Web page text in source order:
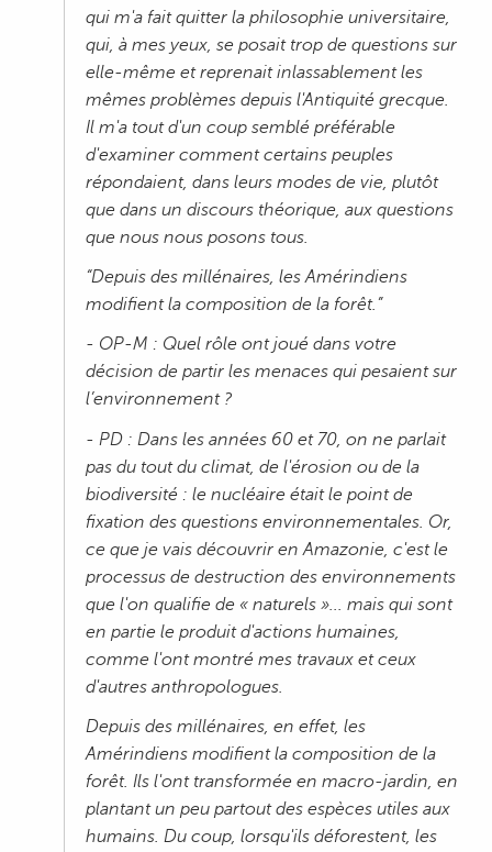
qui m'a fait quitter la philosophie universitaire,
qui, à mes yeux, se posait trop de questions sur
elle-même et reprenait inlassablement les
mêmes problèmes depuis l'Antiquité grecque.
Il m'a tout d'un coup semblé préférable
d'examiner comment certains peuples
répondaient, dans leurs modes de vie, plutôt
que dans un discours théorique, aux questions
que nous nous posons tous.
“Depuis des millénaires, les Amérindiens
modifient la composition de la forêt.”
- OP-M : Quel rôle ont joué dans votre
décision de partir les menaces qui pesaient sur
l’environnement ?
- PD : Dans les années 60 et 70, on ne parlait
pas du tout du climat, de l'érosion ou de la
biodiversité : le nucléaire était le point de
fixation des questions environnementales. Or,
ce que je vais découvrir en Amazonie, c'est le
processus de destruction des environnements
que l'on qualifie de « naturels »... mais qui sont
en partie le produit d'actions humaines,
comme l'ont montré mes travaux et ceux
d'autres anthropologues.
Depuis des millénaires, en effet, les
Amérindiens modifient la composition de la
forêt. Ils l'ont transformée en macro-jardin, en
plantant un peu partout des espèces utiles aux
humains. Du coup, lorsqu'ils déforestent, les